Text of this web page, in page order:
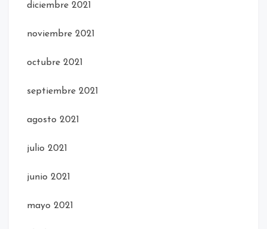
diciembre 2021
noviembre 2021
octubre 2021
septiembre 2021
agosto 2021
julio 2021
junio 2021
mayo 2021